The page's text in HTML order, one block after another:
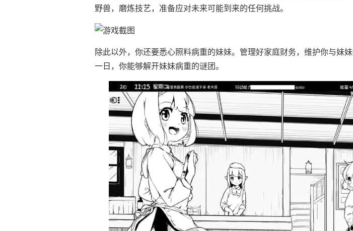
野兽，磨炼技艺，准备应对未来可能到来的任何挑战。
除此以外，你还要悉心照料病重的妹妹。管理好家庭财务，维护你与妹
一日，你能够解开妹妹病重的谜团。